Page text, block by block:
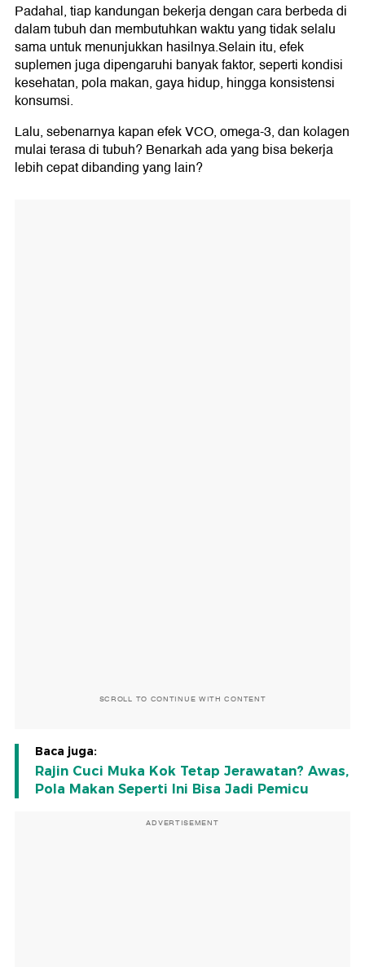
Padahal, tiap kandungan bekerja dengan cara berbeda di
dalam tubuh dan membutuhkan waktu yang tidak selalu
sama untuk menunjukkan hasilnya.Selain itu, efek
suplemen juga dipengaruhi banyak faktor, seperti kondisi
kesehatan, pola makan, gaya hidup, hingga konsistensi
konsumsi.
Lalu, sebenarnya kapan efek VCO, omega-3, dan kolagen
mulai terasa di tubuh? Benarkah ada yang bisa bekerja
lebih cepat dibanding yang lain?
SCROLL TO CONTINUE WITH CONTENT
Baca juga:
Rajin Cuci Muka Kok Tetap Jerawatan? Awas,
Pola Makan Seperti Ini Bisa Jadi Pemicu
ADVERTISEMENT